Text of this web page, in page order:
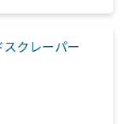
クレーパー